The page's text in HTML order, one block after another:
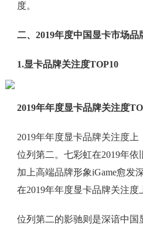
度。
二、2019年度中国显卡市场品
1.显卡品牌关注度TOP10
2019年年度显卡品牌关注度
2019年年度显卡品牌关注度
位列第二。七彩虹在2019年
加上高端品牌形象iGame愈发
在2019年年度显卡品牌关注度
位列第二的影驰则是深谙中国